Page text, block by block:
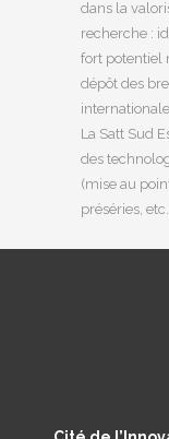
dans la
recherche :
fort potentiel
dépôt des
La Satt Sud
des
(mise au
préséries,